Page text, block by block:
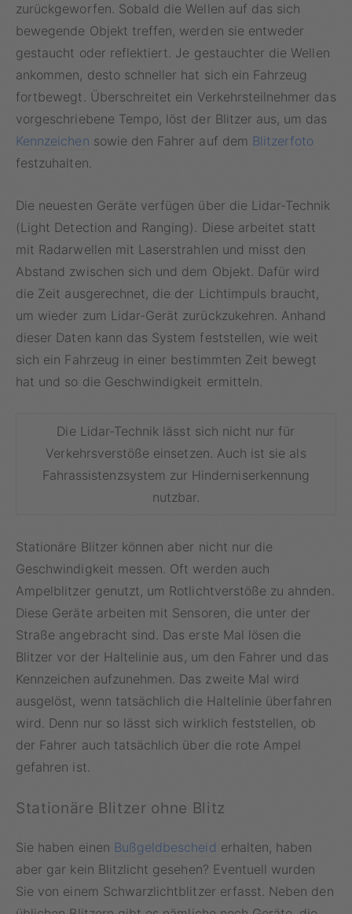
zurückgeworfen. Sobald die Wellen auf das sich
bewegende Objekt treffen, werden sie entweder
gestaucht oder reflektiert. Je gestauchter die Wellen
ankommen, desto schneller hat sich ein Fahrzeug
fortbewegt. Überschreitet ein Verkehrsteilnehmer das
vorgeschriebene Tempo, löst der Blitzer aus, um das
Kennzeichen sowie den Fahrer auf dem Blitzerfoto
festzuhalten.
Die neuesten Geräte verfügen über die Lidar-Technik
(Light Detection and Ranging). Diese arbeitet statt
mit Radarwellen mit Laserstrahlen und misst den
Abstand zwischen sich und dem Objekt. Dafür wird
die Zeit ausgerechnet, die der Lichtimpuls braucht,
um wieder zum Lidar-Gerät zurückzukehren. Anhand
dieser Daten kann das System feststellen, wie weit
sich ein Fahrzeug in einer bestimmten Zeit bewegt
hat und so die Geschwindigkeit ermitteln.
Die Lidar-Technik lässt sich nicht nur für
Verkehrsverstöße einsetzen. Auch ist sie als
Fahrassistenzsystem zur Hinderniserkennung
nutzbar.
Stationäre Blitzer können aber nicht nur die
Geschwindigkeit messen. Oft werden auch
Ampelblitzer genutzt, um Rotlichtverstöße zu ahnden.
Diese Geräte arbeiten mit Sensoren, die unter der
Straße angebracht sind. Das erste Mal lösen die
Blitzer vor der Haltelinie aus, um den Fahrer und das
Kennzeichen aufzunehmen. Das zweite Mal wird
ausgelöst, wenn tatsächlich die Haltelinie überfahren
wird. Denn nur so lässt sich wirklich feststellen, ob
der Fahrer auch tatsächlich über die rote Ampel
gefahren ist.
Stationäre Blitzer ohne Blitz
Sie haben einen Bußgeldbescheid erhalten, haben
aber gar kein Blitzlicht gesehen? Eventuell wurden
Sie von einem Schwarzlichtblitzer erfasst. Neben den